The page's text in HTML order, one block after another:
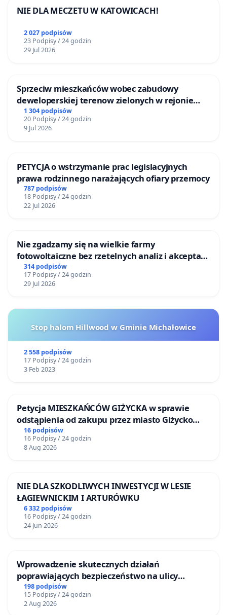
NIE DLA MECZETU W KATOWICACH!
2 027 podpisów
23 Podpisy / 24 godzin
29 Jul 2026
Sprzeciw mieszkańców wobec zabudowy
deweloperskiej terenow zielonych w rejonie
Bulwarów Straceńskich w Bielsku-Białej
1 304 podpisów
20 Podpisy / 24 godzin
9 Jul 2026
PETYCJA o wstrzymanie prac legislacyjnych
prawa rodzinnego narażających ofiary przemocy
787 podpisów
18 Podpisy / 24 godzin
22 Jul 2026
Nie zgadzamy się na wielkie farmy
fotowoltaiczne bez rzetelnych analiz i akceptacji
mieszkańców
314 podpisów
17 Podpisy / 24 godzin
29 Jul 2026
Stop halom Hillwood w Gminie Michałowice
2 558 podpisów
17 Podpisy / 24 godzin
3 Feb 2023
Petycja MIESZKAŃCÓW GIŻYCKA w sprawie
odstąpienia od zakupu przez miasto Giżycko
nieruchomości położonej nad jeziorem Niegocin
16 podpisów
16 Podpisy / 24 godzin
8 Aug 2026
NIE DLA SZKODLIWYCH INWESTYCJI W LESIE
ŁAGIEWNICKIM I ARTURÓWKU
6 332 podpisów
16 Podpisy / 24 godzin
24 Jun 2026
Wprowadzenie skutecznych działań
poprawiających bezpieczeństwo na ulicy
Żeromskiego w Otwocku
198 podpisów
15 Podpisy / 24 godzin
2 Aug 2026